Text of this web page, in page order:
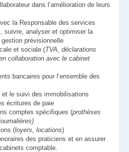
dans l’amélioration de leurs
la Responsable des services
suivre, analyser et optimiser la
prévisionnelle
et sociale (TVA, déclarations
collaboration avec le cabinet
bancaires pour l’ensemble des
le suivi des immobilisations
écritures de paie
comptes spécifiques (prothèses
(loyers, locations)
des praticiens et en assurer
comptable.